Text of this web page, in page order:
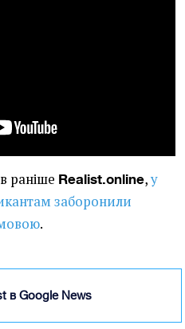
раніше Realist.online,у
заборонили
мовою.
в Google News